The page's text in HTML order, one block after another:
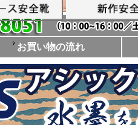
お買い物の流れ